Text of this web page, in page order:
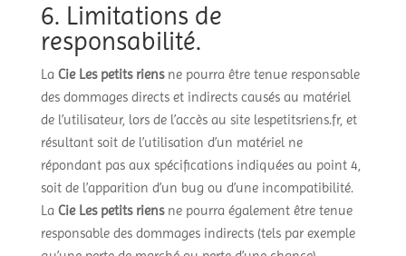
6. Limitations de
responsabilité.
La Cie Les petits riensne pourra être tenue responsable
des dommages directs et indirects causés au matériel
de l’utilisateur, lors de l’accès au site lespetitsriens.fr, et
résultant soit de l’utilisation d’un matériel ne
répondant pas aux spécifications indiquées au point 4,
soit de l’apparition d’un bug ou d’une incompatibilité.
La Cie Les petits riensne pourra également être tenue
responsable des dommages indirects (tels par exemple